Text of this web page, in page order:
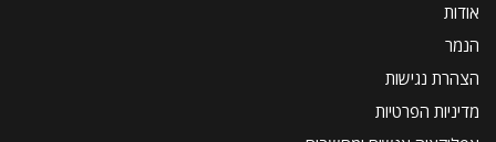
אודות
הנמר
הצהרת נגישות
מדיניות הפרטיות